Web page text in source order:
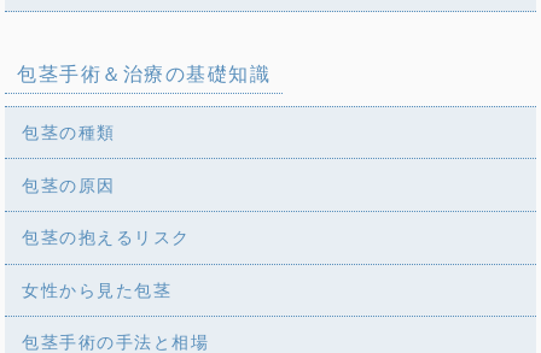
包茎手術＆治療の基礎知識
包茎の種類
包茎の原因
包茎の抱えるリスク
女性から見た包茎
包茎手術の手法と相場